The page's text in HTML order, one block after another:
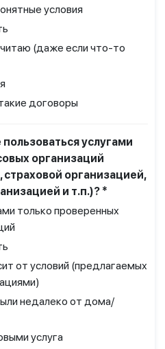
условия
(даже если что-то
договоры
услугами
организаций
организацией,
и т.п.)? *
только проверенных
от условий (предлагаемых
недалеко от дома/
услуга